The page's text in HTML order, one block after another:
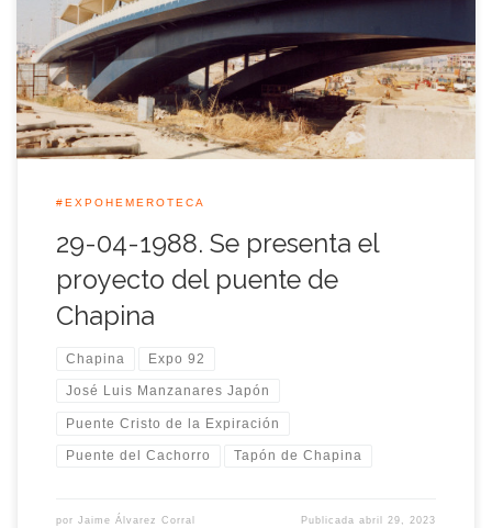
proyecto definitivo del nuevo puente de Chapina
posteriormente llamado (Cristo de la Expiración o El
Cachorro), que unió ambas márgenes del río al terminar el
desterramiento del cauce del […]
#EXPOHEMEROTECA
29-04-1988. Se presenta el
proyecto del puente de
Chapina
Chapina Expo 92
José Luis Manzanares Japón
Puente Cristo de la Expiración
Puente del Cachorro Tapón de Chapina
por Jaime Álvarez Corral Publicadaabril 29, 2023